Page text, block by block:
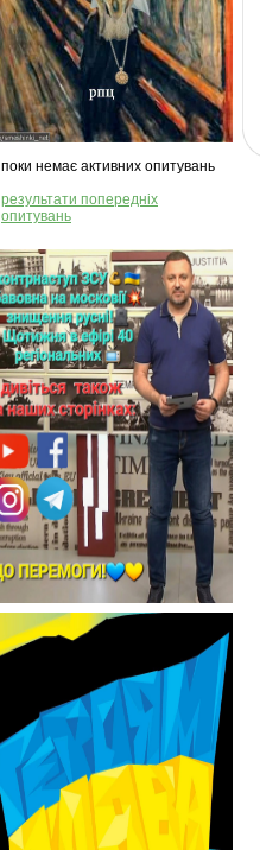
поки немає активних опитувань
результати попередніх
опитувань